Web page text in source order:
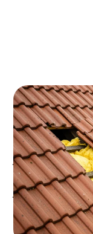
Woon je in
je €300-500 per
een stad als
jaren '70-'80 in
is slecht